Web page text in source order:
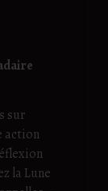
sur
action
la Lune